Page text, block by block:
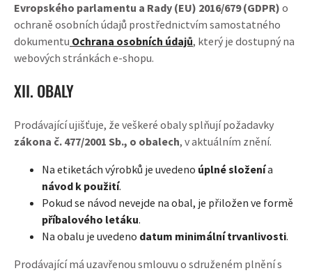
Evropského parlamentu a Rady (EU) 2016/679 (GDPR) o
ochraně osobních údajů prostřednictvím samostatného
dokumentu Ochrana osobních údajů, který je dostupný na
webových stránkách e-shopu.
XII. OBALY
Prodávající ujišťuje, že veškeré obaly splňují požadavky
zákona č. 477/2001 Sb., o obalech, v aktuálním znění.
Na etiketách výrobků je uvedeno úplné složenía
návod k použití.
Pokud se návod nevejde na obal, je přiložen ve formě
příbalového letáku.
Na obalu je uvedeno datum minimální trvanlivosti.
Prodávající má uzavřenou smlouvu o sdruženém plnění s